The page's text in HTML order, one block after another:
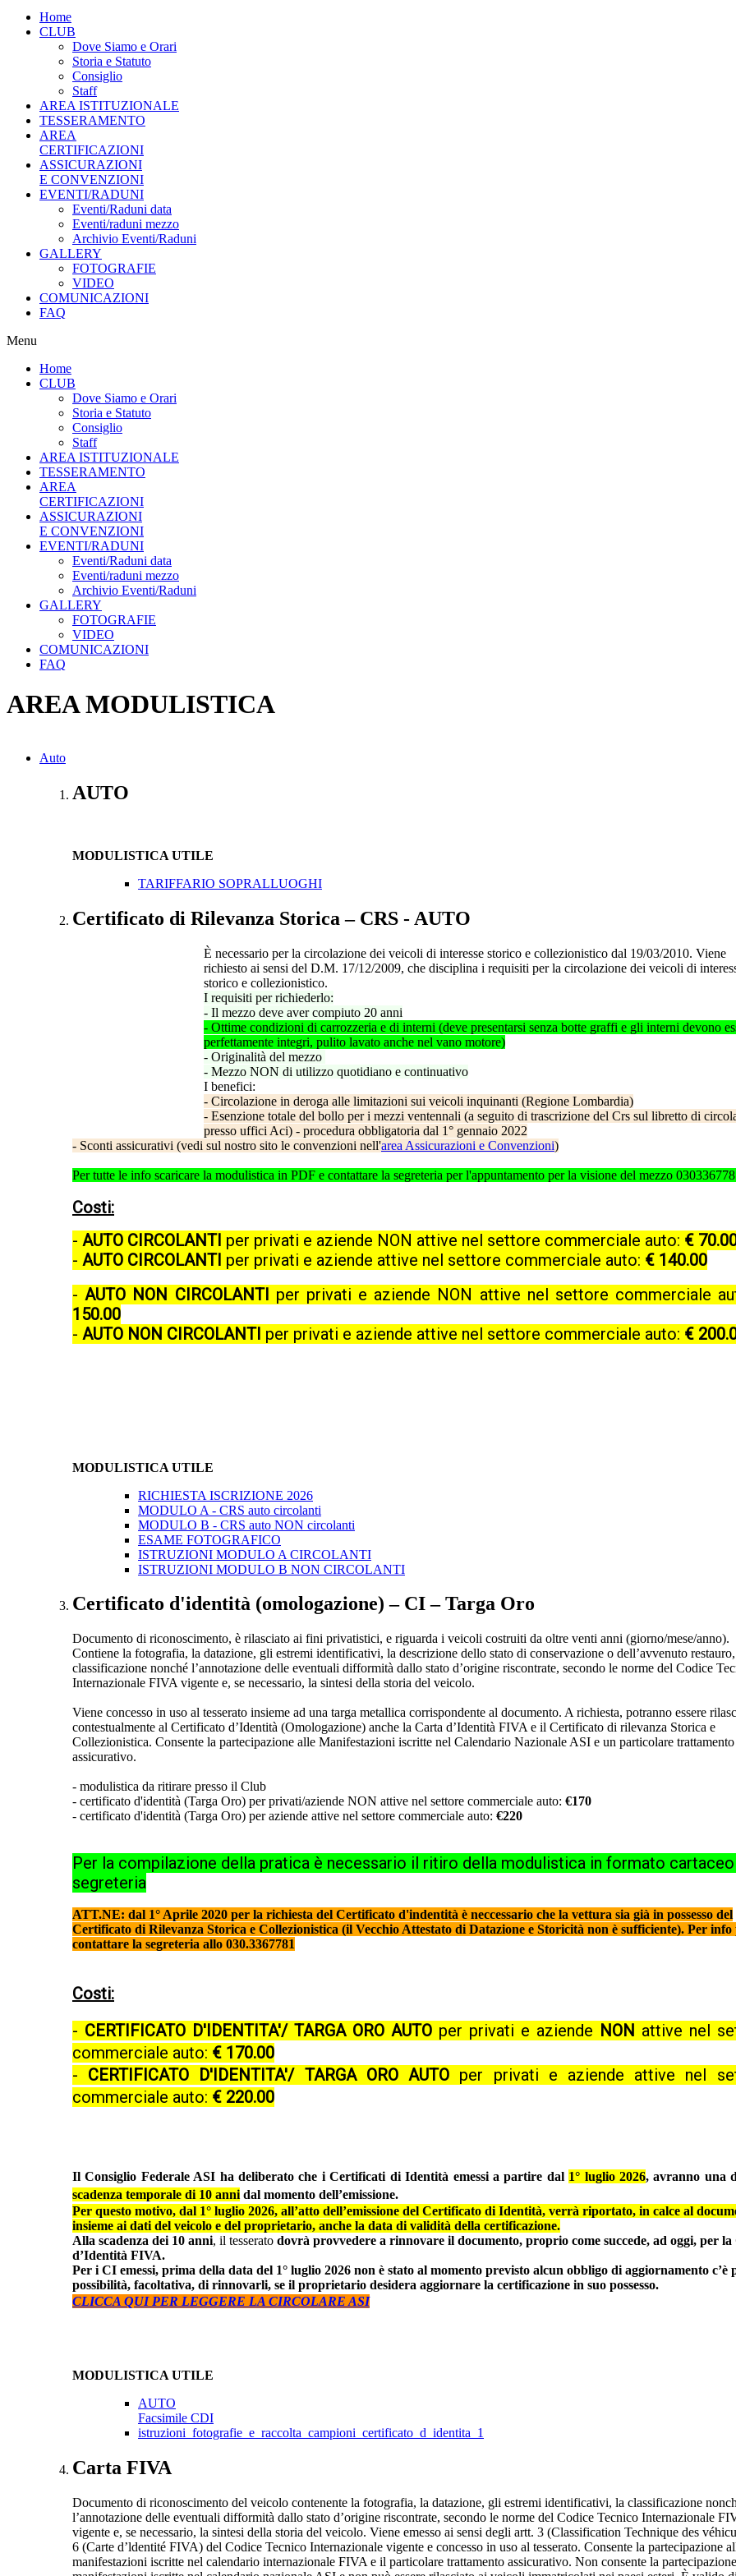
Home
CLUB
Dove Siamo e Orari
Storia e Statuto
Consiglio
Staff
AREA ISTITUZIONALE
TESSERAMENTO
AREA
CERTIFICAZIONI
ASSICURAZIONI
E CONVENZIONI
EVENTI/RADUNI
Eventi/Raduni data
Eventi/raduni mezzo
Archivio Eventi/Raduni
GALLERY
FOTOGRAFIE
VIDEO
COMUNICAZIONI
FAQ
Menu
Home
CLUB
Dove Siamo e Orari
Storia e Statuto
Consiglio
Staff
AREA ISTITUZIONALE
TESSERAMENTO
AREA
CERTIFICAZIONI
ASSICURAZIONI
E CONVENZIONI
EVENTI/RADUNI
Eventi/Raduni data
Eventi/raduni mezzo
Archivio Eventi/Raduni
GALLERY
FOTOGRAFIE
VIDEO
COMUNICAZIONI
FAQ
AREA MODULISTICA
Auto
AUTO
MODULISTICA UTILE
TARIFFARIO SOPRALLUOGHI
Certificato di Rilevanza Storica – CRS - AUTO
È necessario per la circolazione dei veicoli di interesse storico e collezionistico dal 19/03/2010. Viene
richiesto ai sensi del D.M. 17/12/2009, che disciplina i requisiti per la circolazione dei veicoli di
storico e collezionistico.
I requisiti per richiederlo:
- Il mezzo deve aver compiuto 20 anni
- Ottime condizioni di carrozzeria e di interni (deve presentarsi senza botte graffi e gli interni devono
perfettamente integri, pulito lavato anche nel vano motore)
- Originalità del mezzo
- Mezzo NON di utilizzo quotidiano e continuativo
I benefici:
- Circolazione in deroga alle limitazioni sui veicoli inquinanti (Regione Lombardia)
- Esenzione totale del bollo per i mezzi ventennali (a seguito di trascrizione del Crs sul libretto di
presso uffici Aci) - procedura obbligatoria dal 1° gennaio 2022
- Sconti assicurativi (vedi sul nostro sito le convenzioni nell'area Assicurazioni e Convenzioni)
Per tutte le info scaricare la modulistica in PDF e contattare la segreteria per l'appuntamento per la visione del mezzo
Costi:
- AUTO CIRCOLANTI per privati e aziende NON attive nel settore commerciale auto: €
- AUTO CIRCOLANTI per privati e aziende attive nel settore commerciale auto: € 140.00
- AUTO NON CIRCOLANTI per privati e aziende NON attive nel settore commerciale
150.00
- AUTO NON CIRCOLANTI per privati e aziende attive nel settore commerciale auto: €
MODULISTICA UTILE
RICHIESTA ISCRIZIONE 2026
MODULO A - CRS auto circolanti
MODULO B - CRS auto NON circolanti
ESAME FOTOGRAFICO
ISTRUZIONI MODULO A CIRCOLANTI
ISTRUZIONI MODULO B NON CIRCOLANTI
Certificato d'identità (omologazione) – CI – Targa Oro
Documento di riconoscimento, è rilasciato ai fini privatistici, e riguarda i veicoli costruiti da oltre venti anni (giorno/mese/anno).
Contiene la fotografia, la datazione, gli estremi identificativi, la descrizione dello stato di conservazione o dell’avvenuto
classificazione nonché l’annotazione delle eventuali difformità dallo stato d’origine riscontrate, secondo le norme del Codice
Internazionale FIVA vigente e, se necessario, la sintesi della storia del veicolo.
Viene concesso in uso al tesserato insieme ad una targa metallica corrispondente al documento. A richiesta, potranno essere
contestualmente al Certificato d’Identità (Omologazione) anche la Carta d’Identità FIVA e il Certificato di rilevanza Storica e
Collezionistica. Consente la partecipazione alle Manifestazioni iscritte nel Calendario Nazionale ASI e un particolare trattamento
assicurativo.
- modulistica da ritirare presso il Club
- certificato d'identità (Targa Oro) per privati/aziende NON attive nel settore commerciale auto: €170
- certificato d'identità (Targa Oro) per aziende attive nel settore commerciale auto: €220
Per la compilazione della pratica è necessario il ritiro della modulistica in formato
segreteria
ATT.NE: dal 1° Aprile 2020 per la richiesta del Certificato d'indentità è neccessario che la vettura sia già in possesso del
Certificato di Rilevanza Storica e Collezionistica (il Vecchio Attestato di Datazione e Storicità non è sufficiente). Per info
contattare la segreteria allo 030.3367781
Costi:
- CERTIFICATO D'IDENTITA'/ TARGA ORO AUTOper privati e aziende NON attive nel
commerciale auto: € 170.00
- CERTIFICATO D'IDENTITA'/ TARGA ORO AUTO per privati e aziende attive nel
commerciale auto: € 220.00
Il Consiglio Federale ASI ha deliberato che i Certificati di Identità emessi a partire dal 1° luglio 2026, avranno una
scadenza temporale di 10 anni dal momento dell’emissione.
Per questo motivo, dal 1° luglio 2026, all’atto dell’emissione del Certificato di Identità, verrà riportato, in calce al
insieme ai dati del veicolo e del proprietario, anche la data di validità della certificazione.
Alla scadenza dei 10 anni, il tesserato dovrà provvedere a rinnovare il documento, proprio come succede, ad oggi, per la
d’Identità FIVA.
Per i CI emessi, prima della data del 1° luglio 2026 non è stato al momento previsto alcun obbligo di aggiornamento c’è
possibilità, facoltativa, di rinnovarli, se il proprietario desidera aggiornare la certificazione in suo possesso.
CLICCA QUI PER LEGGERE LA CIRCOLARE ASI
MODULISTICA UTILE
AUTO
Facsimile CDI
istruzioni_fotografie_e_raccolta_campioni_certificato_d_identita_1
Carta FIVA
Documento di riconoscimento del veicolo contenente la fotografia, la datazione, gli estremi identificativi, la classificazione
l’annotazione delle eventuali difformità dallo stato d’origine riscontrate, secondo le norme del Codice Tecnico Internazionale
vigente e, se necessario, la sintesi della storia del veicolo. Viene emesso ai sensi degli artt. 3 (Classification Technique des
6 (Carte d’ldentité FIVA) del Codice Tecnico Internazionale vigente e concesso in uso al tesserato. Consente la partecipazione
manifestazioni iscritte nel calendario internazionale FIVA e il particolare trattamento assicurativo. Non consente la